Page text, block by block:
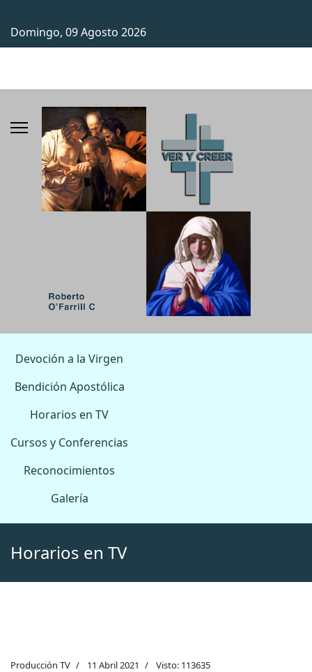
Domingo, 09 Agosto 2026
Devoción a la Virgen
Bendición Apostólica
Horarios en TV
Cursos y Conferencias
Reconocimientos
Galería
Horarios en TV
Producción TV 11 Abril 2021 Visto: 113635